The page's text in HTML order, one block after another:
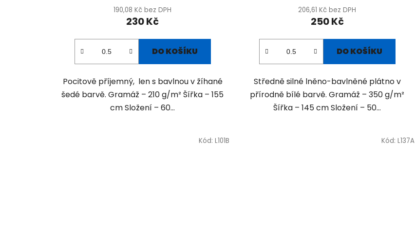
190,08 Kč bez DPH
230 Kč
DO KOŠÍKU
Pocitově příjemný, len s bavlnou v žíhané
šedé barvě. Gramáž – 210 g/m² Šířka – 155
cm Složení – 60...
206,61 Kč bez DPH
250 Kč
DO KOŠÍKU
Středně silné lněno-bavlněné plátno v
přírodně bílé barvě. Gramáž – 350 g/m²
Šířka – 145 cm Složení – 50...
Kód:L101B Kód: L137A